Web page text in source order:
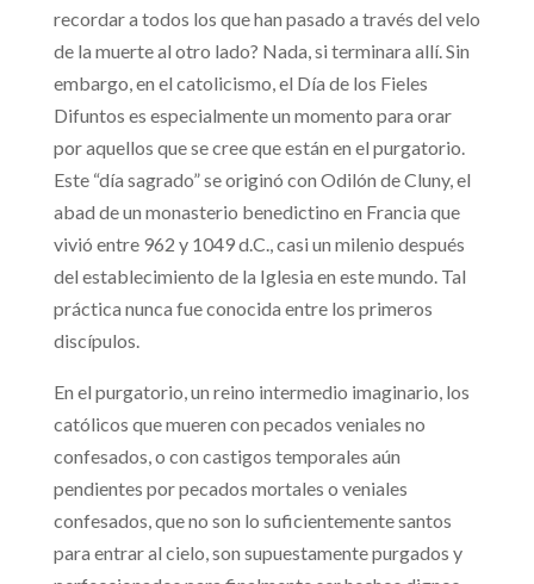
recordar a todos los que han pasado a través del velo
de la muerte al otro lado? Nada, si terminara allí. Sin
embargo, en el catolicismo, el Día de los Fieles
Difuntos es especialmente un momento para orar
por aquellos que se cree que están en el purgatorio.
Este “día sagrado” se originó con Odilón de Cluny, el
abad de un monasterio benedictino en Francia que
vivió entre 962 y 1049 d.C., casi un milenio después
del establecimiento de la Iglesia en este mundo. Tal
práctica nunca fue conocida entre los primeros
discípulos.
En el purgatorio, un reino intermedio imaginario, los
católicos que mueren con pecados veniales no
confesados, o con castigos temporales aún
pendientes por pecados mortales o veniales
confesados, que no son lo suficientemente santos
para entrar al cielo, son supuestamente purgados y